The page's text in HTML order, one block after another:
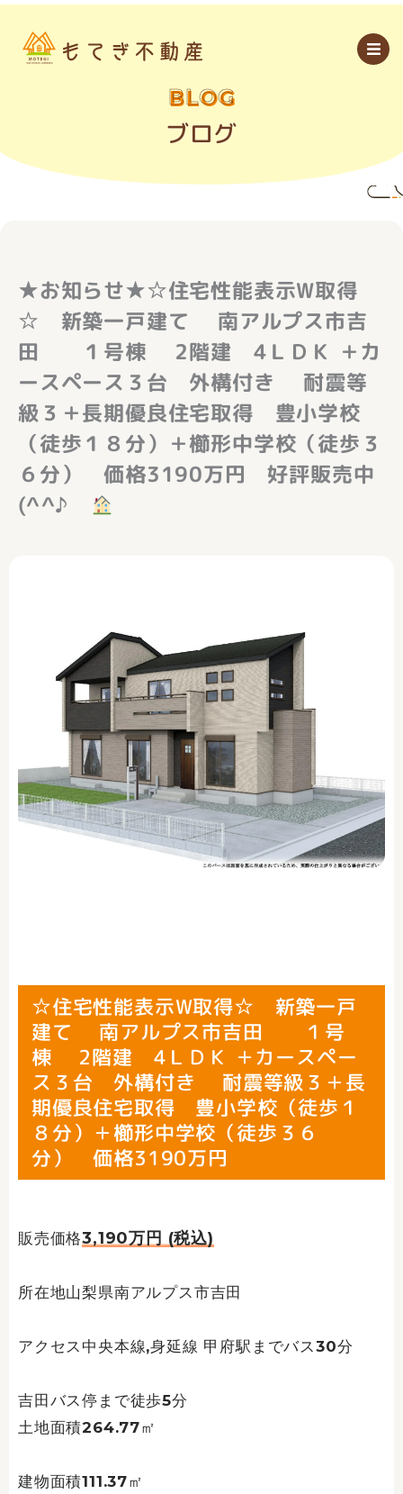
内
BLOG
ブログ
★お知らせ★☆住宅性能表示W取得
☆ 新築一戸建て 南アルプス市吉
田 １号棟 2階建 4ＬＤＫ ＋カ
ースペース３台 外構付き 耐震等
級３＋長期優良住宅取得 豊小学校
（徒歩１８分）＋櫛形中学校（徒歩３
６分） 価格3190万円 好評販売中
(^^♪
☆住宅性能表示W取得☆ 新築一戸
建て 南アルプス市吉田 １号
棟 2階建 4ＬＤＫ ＋カースペー
ス３台 外構付き 耐震等級３＋長
期優良住宅取得 豊小学校（徒歩１
８分）＋櫛形中学校（徒歩３６
分） 価格3190万円
販売価格3,190万円 (税込)
所在地山梨県南アルプス市吉田
アクセス中央本線,身延線 甲府駅までバス30分
吉田バス停まで徒歩5分
土地面積264.77㎡
建物面積111.37㎡